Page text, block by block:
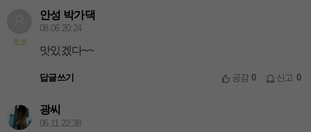
초보
안성 박가댁
08.06 20:24
맛있겠다~~
답글쓰기 공감0 신고 0
광씨
06.11 22:38